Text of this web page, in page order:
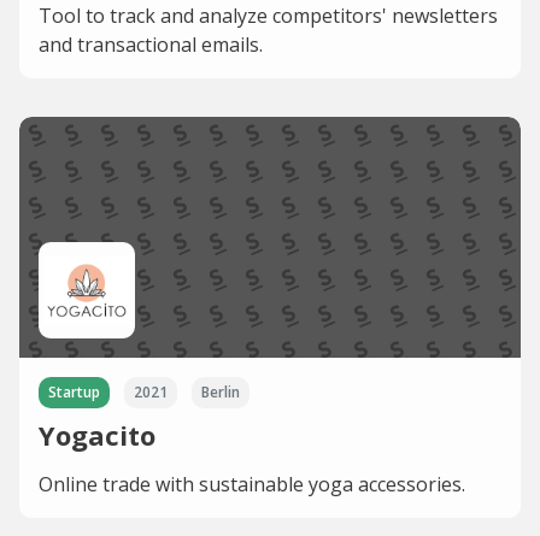
Tool to track and analyze competitors' newsletters
and transactional emails.
Startup 2021 Berlin
Yogacito
Online trade with sustainable yoga accessories.